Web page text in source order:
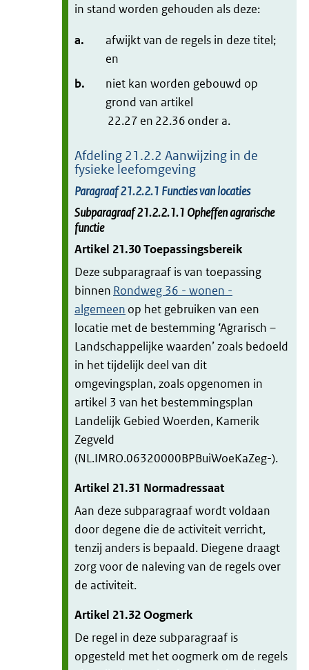
in stand worden gehouden als deze:
a.
afwijkt van de regels in deze titel;
en
b.
niet kan worden gebouwd op
grond van artikel
22.27 en 22.36 onder a.
Afdeling 21.2.2 Aanwijzing in de
fysieke leefomgeving
Paragraaf21.2.2.1 Functies van locaties
Subparagraaf21.2.2.1.1 Opheffen agrarische
functie
Artikel 21.30Toepassingsbereik
Deze subparagraaf is van toepassing
binnen Rondweg 36 - wonen -
algemeen op het gebruiken van een
locatie met de bestemming ‘Agrarisch –
Landschappelijke waarden’ zoals bedoeld
in het tijdelijk deel van dit
omgevingsplan, zoals opgenomen in
artikel 3 van het bestemmingsplan
Landelijk Gebied Woerden, Kamerik
Zegveld
(NL.IMRO.06320000BPBuiWoeKaZeg-).
Artikel 21.31 Normadressaat
Aan deze subparagraaf wordt voldaan
door degene die de activiteit verricht,
tenzij anders is bepaald. Diegene draagt
zorg voor de naleving van de regels over
de activiteit.
Artikel 21.32Oogmerk
De regel in deze subparagraaf is
opgesteld met het oogmerk om de regels